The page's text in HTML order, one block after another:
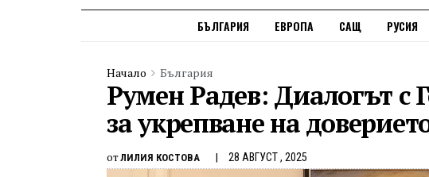
БЪЛГАРИЯ ЕВРОПА САЩ РУСИЯ
Начало България
Румен Радев: Диалогът с
за укрепване на
отЛИЛИЯ КОСТОВА 28 АВГУСТ , 2025